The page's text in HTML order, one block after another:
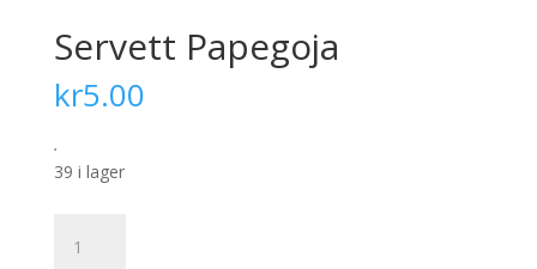
Servett Papegoja
kr5.00
.
39 i lager
Papegoja